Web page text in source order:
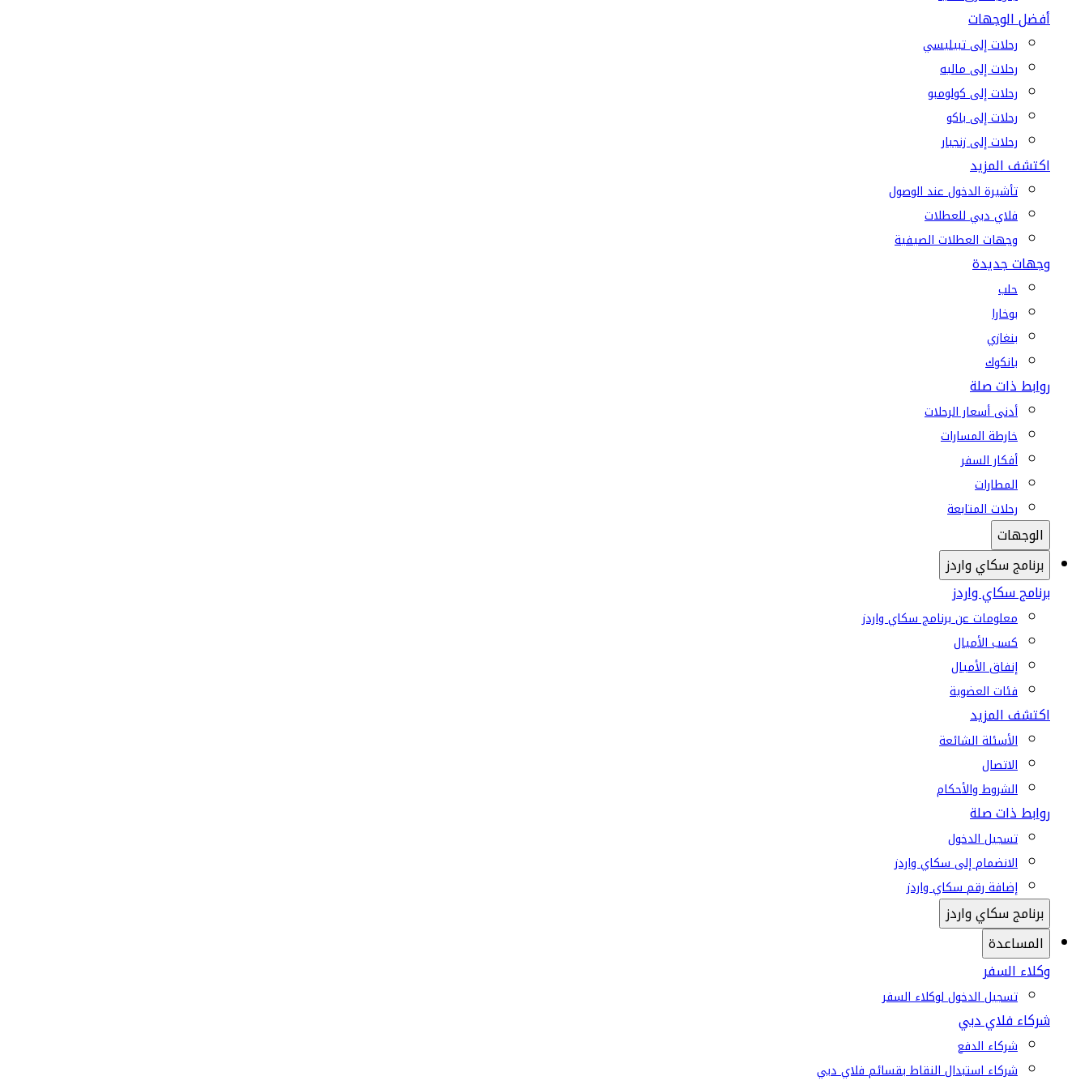
أفضل الوجهات
رحلات إلى تبيليسي
رحلات إلى ماليه
رحلات إلى كولومبو
رحلات إلى باكو
رحلات إلى زنجبار
اكتشف المزيد
تأشيرة الدخول عند الوصول
فلاي دبي للعطلات
وجهات العطلات الصيفية
وجهات جديدة
حلب
بوخارا
بنغازي
بانكوك
روابط ذات صلة
أدنى أسعار الرحلات
خارطة المسارات
أفكار السفر
المطارات
رحلات المتابعة
الوجهات
برنامج سكاي واردز
برنامج سكاي واردز
معلومات عن برنامج سكاي واردز
كسب الأميال
إنفاق الأميال
فئات العضوية
اكتشف المزيد
الأسئلة الشائعة
الاتصال
الشروط والأحكام
روابط ذات صلة
تسجيل الدخول
الانضمام إلى سكاي واردز
إضافة رقم سكاي واردز
برنامج سكاي واردز
المساعدة
وكلاء السفر
تسجيل الدخول لوكلاء السفر
شركاء فلاي دبي
شركاء الدفع
شركاء استبدال النقاط بقسائم فلاي دبي